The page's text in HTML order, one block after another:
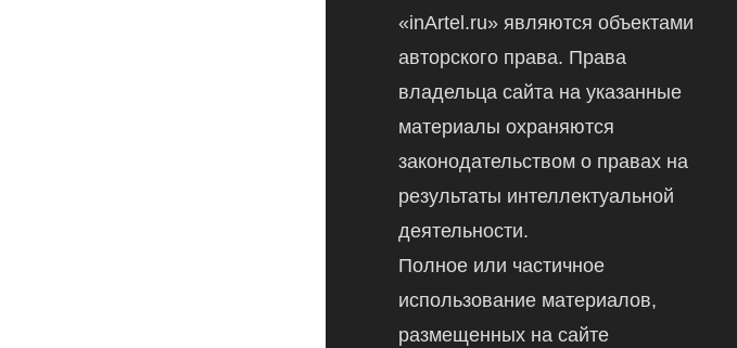
«inArtel.ru» являются объектами
авторского права. Права
владельца сайта на указанные
материалы охраняются
законодательством о правах на
результаты интеллектуальной
деятельности.
Полное или частичное
использование материалов,
размещенных на сайте